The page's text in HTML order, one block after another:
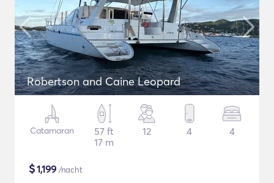
Robertson and Caine Leopard
Catamaran
57 ft
17 m
12 4 4
$1,199 /nacht